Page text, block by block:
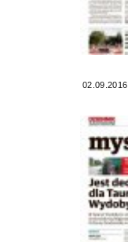
02.09.2016